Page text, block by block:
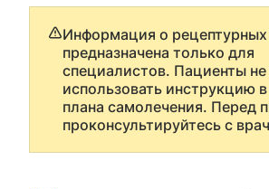
Информация о рецептурных
предназначена только для
специалистов. Пациенты
использовать инструкцию
плана самолечения. Перед
проконсультируйтесь с